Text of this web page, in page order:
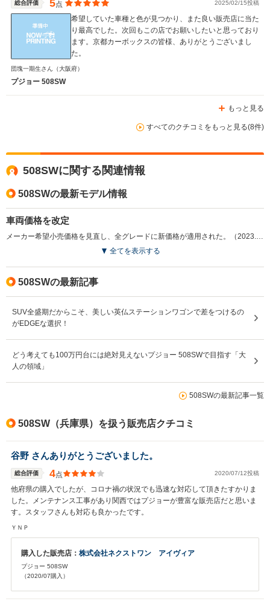
総合評価 5点 2025/02/15投稿
希望していた車種と色が見つかり、また良い販売店に当た
り最高でした。次回もこの店でお願いしたいと思っており
ます。京都カーボックスの皆様、ありがとうございまし
た。
団塊一期生さん （大阪府）
プジョー 508SW
もっと見る
すべてのクチコミをもっと見る(8件)
508SWに関する関連情報
508SWの最新モデル情報
車両価格を改定
メーカー希望小売価格を見直し、全グレードに新価格が適用された。（2023.4）
全てを表示する
508SWの最新記事
SUV全盛期だからこそ、美しい英仏ステーションワゴンで差をつけるの
がEDGEな選択！
どう考えても100万円台には絶対見えないプジョー 508SWで目指す「大
人の領域」
508SWの最新記事一覧
508SW（兵庫県）を扱う販売店クチコミ
谷野 さんありがとうございました。
総合評価 4点 2020/07/12投稿
他府県の購入でしたが、コロナ禍の状況でも迅速な対応して頂きたすかりま
した。メンテナンス工事があり関西ではプジョーが豊富な販売店だと思いま
す。スタッフさんも対応も良かったです。
ＹＮＰ
購入した販売店： 株式会社ネクストワン アイヴィア
プジョー 508SW
（2020/07購入）